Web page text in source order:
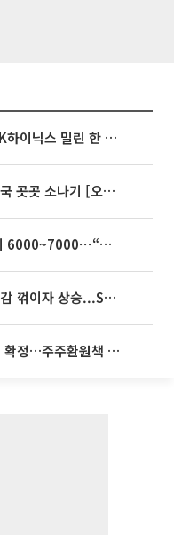
[베스트&워스트] 삼성전자·SK하이닉스 밀린 한 주…상상인증권은 85% 급등
35도 안팎 무더위 이어져…전국 곳곳 소나기 [오늘 날씨]
[주간증시전망] 다음주 코스피 6000~7000⋯“外人 수급은 정책이 변수”
뉴욕증시, 연준 금리인상 기대감 꺾이자 상승...S&P500 사상 최고치 [종합]
SK하이닉스, 분기배당 375원 확정…주주환원책 9월로 앞당겨 발표